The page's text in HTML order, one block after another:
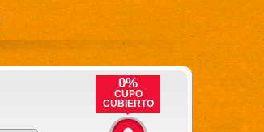
0%
CUPO
CUBIERTO